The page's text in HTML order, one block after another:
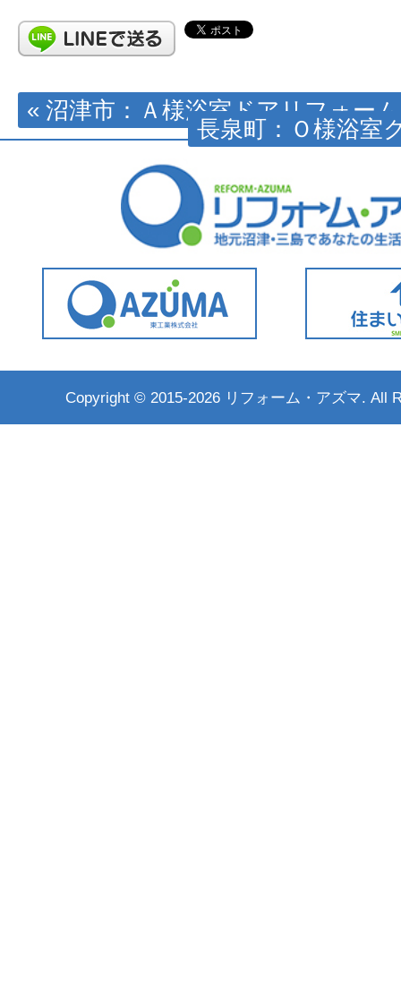
« 沼津市：Ａ様浴室ドアリフォーム
長泉町：Ｏ様浴室
Copyright © 2015-2026 リフォーム・アズマ. All